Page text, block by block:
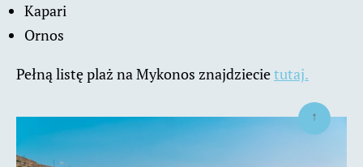
Kapari
Ornos
Pełną listę plaż na Mykonos znajdziecietutaj.
↑